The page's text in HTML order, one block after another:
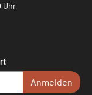
Uhr
Anmelden